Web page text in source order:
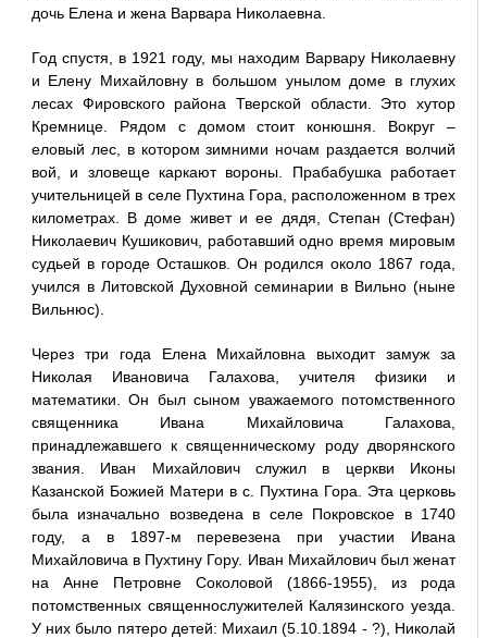
дочь Елена и жена Варвара Николаевна.
Год спустя, в 1921 году, мы находим Варвару Николаевну
и Елену Михайловну в большом унылом доме в глухих
лесах Фировского района Тверской области. Это хутор
Кремнице. Рядом с домом стоит конюшня. Вокруг –
еловый лес, в котором зимними ночам раздается волчий
вой, и зловеще каркают вороны. Прабабушка работает
учительницей в селе Пухтина Гора, расположенном в трех
километрах. В доме живет и ее дядя, Степан (Стефан)
Николаевич Кушикович, работавший одно время мировым
судьей в городе Осташков. Он родился около 1867 года,
учился в Литовской Духовной семинарии в Вильно (ныне
Вильнюс).
Через три года Елена Михайловна выходит замуж за
Николая Ивановича Галахова, учителя физики и
математики. Он был сыном уважаемого потомственного
священника Ивана Михайловича Галахова,
принадлежавшего к священническому роду дворянского
звания. Иван Михайлович служил в церкви Иконы
Казанской Божией Матери в с. Пухтина Гора. Эта церковь
была изначально возведена в селе Покровское в 1740
году, а в 1897-м перевезена при участии Ивана
Михайловича в Пухтину Гору. Иван Михайлович был женат
на Анне Петровне Соколовой (1866-1955), из рода
потомственных священнослужителей Калязинского уезда.
У них было пятеро детей: Михаил (5.10.1894 - ?), Николай